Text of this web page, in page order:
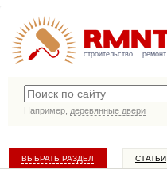
строительство ремонт
Например, деревянные двери
ВЫБРАТЬ РАЗДЕЛ СТАТЬИ